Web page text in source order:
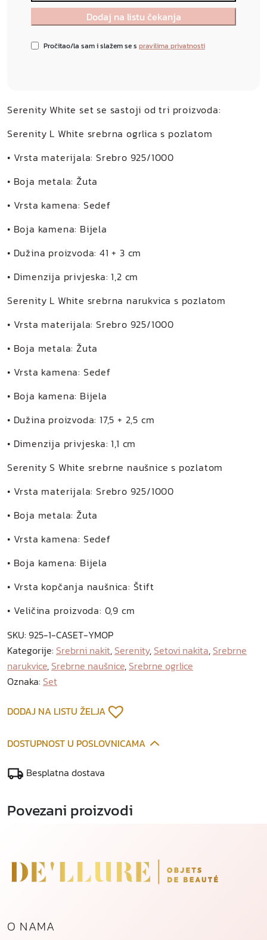
Pročitao/la sam i slažem se s pravilima privatnosti
Serenity White set se sastoji od tri proizvoda:
Serenity L White srebrna ogrlica s pozlatom
• Vrsta materijala: Srebro 925/1000
• Boja metala: Žuta
• Vrsta kamena: Sedef
• Boja kamena: Bijela
• Dužina proizvoda: 41 + 3 cm
• Dimenzija privjeska: 1,2 cm
Serenity L White srebrna narukvica s pozlatom
• Vrsta materijala: Srebro 925/1000
• Boja metala: Žuta
• Vrsta kamena: Sedef
• Boja kamena: Bijela
• Dužina proizvoda: 17,5 + 2,5 cm
• Dimenzija privjeska: 1,1 cm
Serenity S White srebrne naušnice s pozlatom
• Vrsta materijala: Srebro 925/1000
• Boja metala: Žuta
• Vrsta kamena: Sedef
• Boja kamena: Bijela
• Vrsta kopčanja naušnica: Štift
• Veličina proizvoda: 0,9 cm
SKU: 925-1-CASET-YMOP
Kategorije: Srebrni nakit, Serenity, Setovi nakita, Srebrne
narukvice, Srebrne naušnice, Srebrne ogrlice
Oznaka: Set
DODAJ NA LISTU ŽELJA
DOSTUPNOST U POSLOVNICAMA
Besplatna dostava
Povezani proizvodi
O NAMA